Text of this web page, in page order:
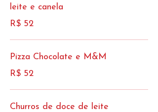
leite e canela
R$ 52
Pizza Chocolate e M&M
R$ 52
Churros de doce de leite